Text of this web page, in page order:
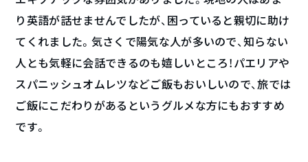
り英語が話せませんでしたが、困っていると親切に助け
てくれました。気さくで陽気な人が多いので、知らない
人とも気軽に会話できるのも嬉しいところ！パエリアや
スパニッシュオムレツなどご飯もおいしいので、旅では
ご飯にこだわりがあるというグルメな方にもおすすめ
です。